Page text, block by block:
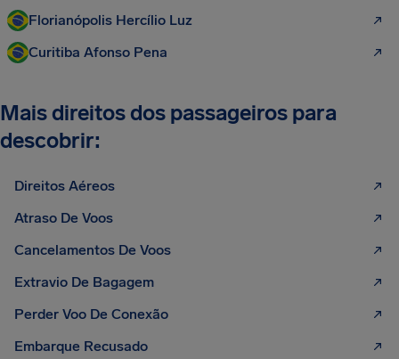
Florianópolis Hercílio Luz
Curitiba Afonso Pena
Mais direitos dos passageiros para
descobrir:
Direitos Aéreos
Atraso De Voos
Cancelamentos De Voos
Extravio De Bagagem
Perder Voo De Conexão
Embarque Recusado